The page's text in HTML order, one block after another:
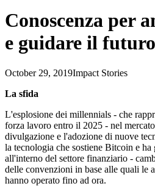
Conoscenza per
e guidare il futuro
October 29, 2019Impact Stories
La sfida
L'esplosione dei millennials - che
forza lavoro entro il 2025 - nel
divulgazione e l'adozione di nuove
la tecnologia che sostiene Bitcoin e ha
all'interno del settore finanziario -
delle convenzioni in base alle quali le
hanno operato fino ad ora.